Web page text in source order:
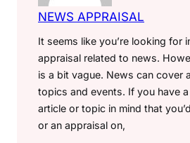
NEWS APPRAISAL
It seems like you’re looking for
appraisal related to news.
is a bit vague. News can cover
topics and events. If you have
article or topic in mind that
or an appraisal on,